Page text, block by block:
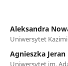
Aleksandra
Uniwersytet
Agnieszka Jeran
Uniwersytet im.